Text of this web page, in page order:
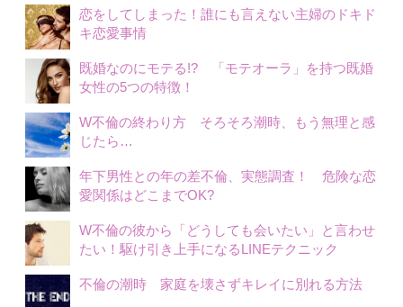
ョ
ン
恋をしてしまった！誰にも言えない主婦のドキド
キ恋愛事情
既婚なのにモテる!? 「モテオーラ」を持つ既婚
女性の5つの特徴！
W不倫の終わり方 そろそろ潮時、もう無理と感
じたら…
年下男性との年の差不倫、実態調査！ 危険な恋
愛関係はどこまでOK?
W不倫の彼から「どうしても会いたい」と言わせ
たい！駆け引き上手になるLINEテクニック
不倫の潮時 家庭を壊さずキレイに別れる方法